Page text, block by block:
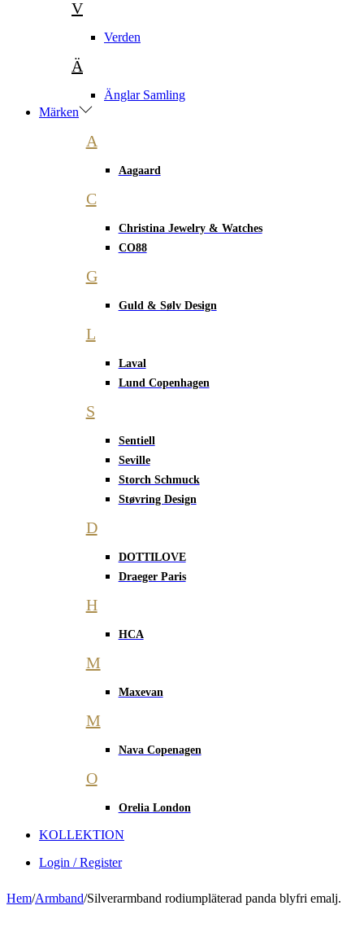
V
Verden
Ä
Änglar Samling
Märken
A
Aagaard
C
Christina Jewelry & Watches
CO88
G
Guld & Sølv Design
L
Laval
Lund Copenhagen
S
Sentiell
Seville
Storch Schmuck
Støvring Design
D
DOTTILOVE
Draeger Paris
H
HCA
M
Maxevan
M
Nava Copenagen
O
Orelia London
KOLLEKTION
Login / Register
Hem/Armband/Silverarmband rodiumpläterad panda blyfri emalj.